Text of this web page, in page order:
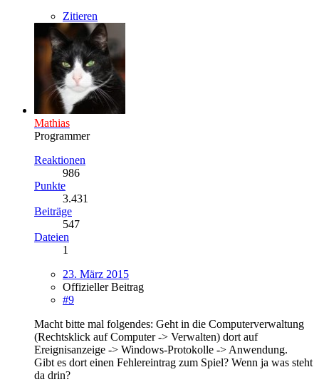
Zitieren
Mathias
Programmer
Reaktionen
986
Punkte
3.431
Beiträge
547
Dateien
1
23. März 2015
Offizieller Beitrag
#9
Macht bitte mal folgendes: Geht in die Computerverwaltung
(Rechtsklick auf Computer -> Verwalten) dort auf
Ereignisanzeige -> Windows-Protokolle -> Anwendung.
Gibt es dort einen Fehlereintrag zum Spiel? Wenn ja was steht
da drin?